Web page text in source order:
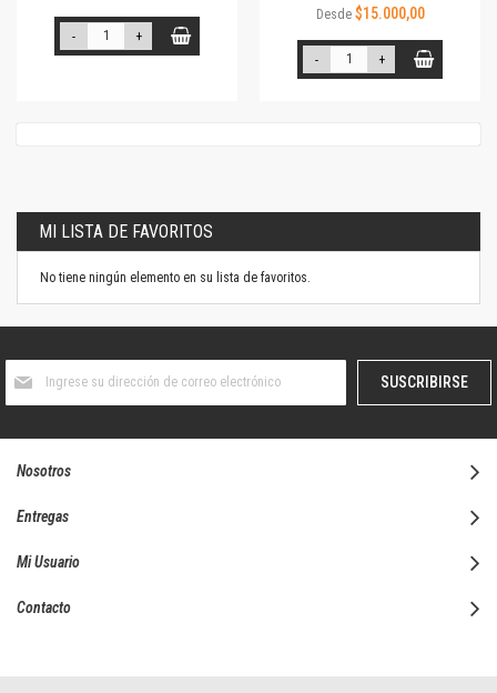
- +
Desde $15.000,00
- +
MI LISTA DE FAVORITOS
No tiene ningún elemento en su lista de favoritos.
boletín
SUSCRIBIRSE
Nosotros
Entregas
Mi Usuario
Contacto